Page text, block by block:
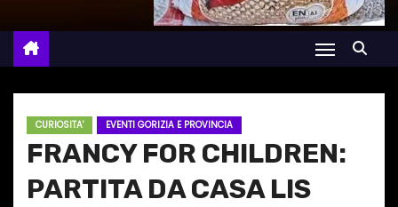
CURIOSITA' EVENTI GORIZIA E PROVINCIA
FRANCY FOR CHILDREN:
PARTITA DA CASA LIS